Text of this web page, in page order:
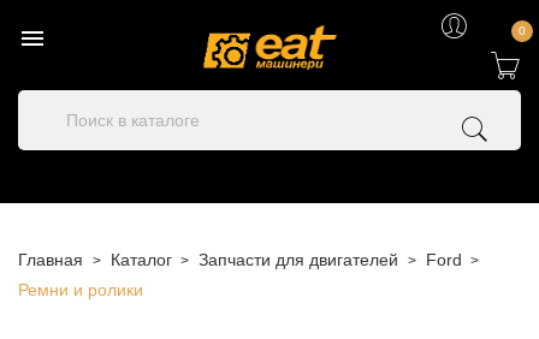
 0
Главная Каталог Запчасти для двигателей
Ford
Ремни и ролики